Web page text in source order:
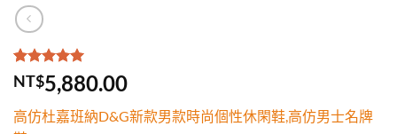
評分5.00/
5，已有
2
位
分
NT$5,880.00
高仿杜嘉班納D&G新款男款時尚個性休閑鞋,高仿男士名牌